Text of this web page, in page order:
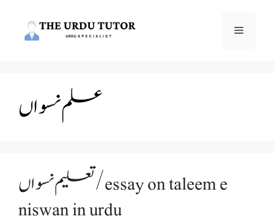
Menu
علم نسواں
تعلیم نسواں/essay on taleem e
niswan in urdu